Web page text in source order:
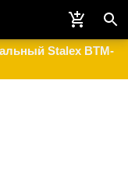
Stalex BTM-